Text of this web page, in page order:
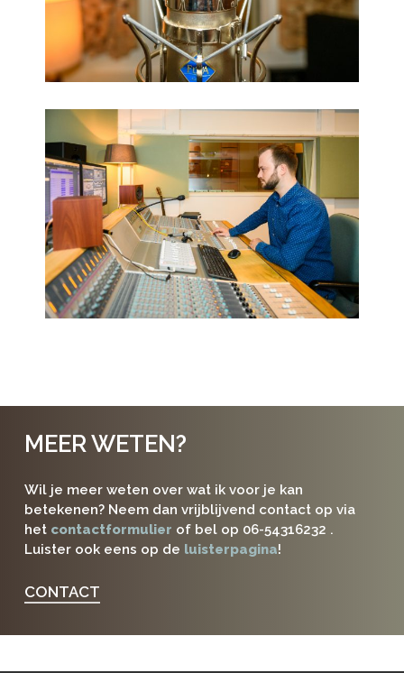
MEER WETEN?
Wil je meer weten over wat ik voor je kan
betekenen? Neem dan vrijblijvend contact op via
het contactformulier of bel op 06-54316232 .
Luister ook eens op de luisterpagina!
CONTACT